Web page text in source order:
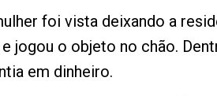
foi vista deixando a
jogou o objeto no chão.
em dinheiro.